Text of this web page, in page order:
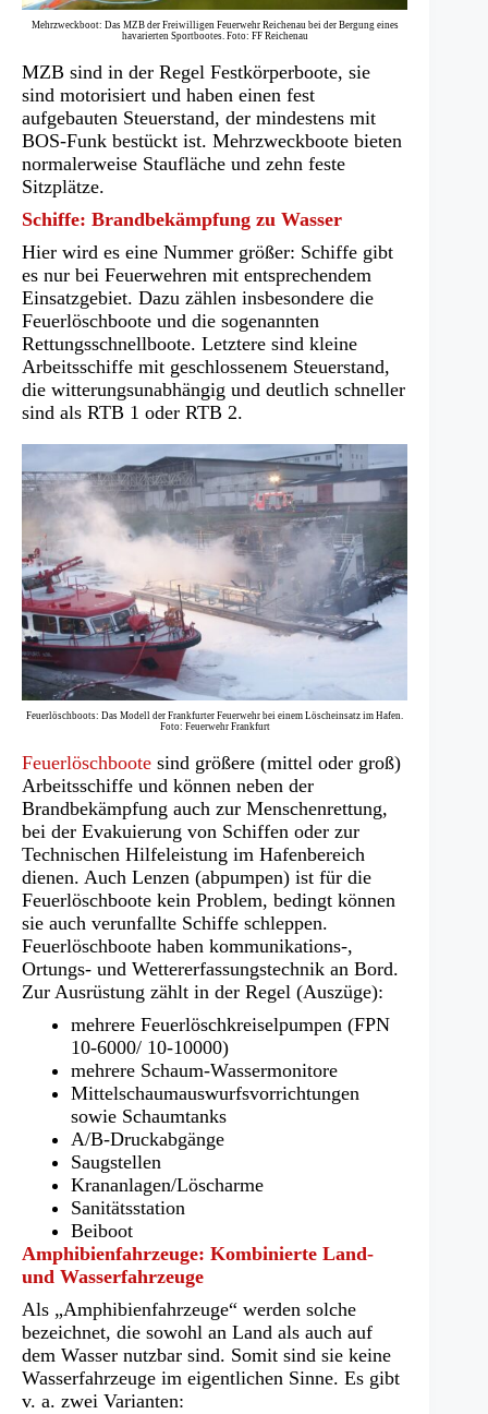
Mehrzweckboot: Das MZB der Freiwilligen Feuerwehr Reichenau bei der Bergung eines
havarierten Sportbootes. Foto: FF Reichenau
MZB sind in der Regel Festkörperboote, sie
sind motorisiert und haben einen fest
aufgebauten Steuerstand, der mindestens mit
BOS-Funk bestückt ist. Mehrzweckboote bieten
normalerweise Staufläche und zehn feste
Sitzplätze.
Schiffe: Brandbekämpfung zu Wasser
Hier wird es eine Nummer größer: Schiffe gibt
es nur bei Feuerwehren mit entsprechendem
Einsatzgebiet. Dazu zählen insbesondere die
Feuerlöschboote und die sogenannten
Rettungsschnellboote. Letztere sind kleine
Arbeitsschiffe mit geschlossenem Steuerstand,
die witterungsunabhängig und deutlich schneller
sind als RTB 1 oder RTB 2.
Feuerlöschboots: Das Modell der Frankfurter Feuerwehr bei einem Löscheinsatz im Hafen.
Foto: Feuerwehr Frankfurt
Feuerlöschboote sind größere (mittel oder groß)
Arbeitsschiffe und können neben der
Brandbekämpfung auch zur Menschenrettung,
bei der Evakuierung von Schiffen oder zur
Technischen Hilfeleistung im Hafenbereich
dienen. Auch Lenzen (abpumpen) ist für die
Feuerlöschboote kein Problem, bedingt können
sie auch verunfallte Schiffe schleppen.
Feuerlöschboote haben kommunikations-,
Ortungs- und Wettererfassungstechnik an Bord.
Zur Ausrüstung zählt in der Regel (Auszüge):
mehrere Feuerlöschkreiselpumpen (FPN
10-6000/ 10-10000)
mehrere Schaum-Wassermonitore
Mittelschaumauswurfsvorrichtungen
sowie Schaumtanks
A/B-Druckabgänge
Saugstellen
Krananlagen/Löscharme
Sanitätsstation
Beiboot
Amphibienfahrzeuge: Kombinierte Land-
und Wasserfahrzeuge
Als „Amphibienfahrzeuge“ werden solche
bezeichnet, die sowohl an Land als auch auf
dem Wasser nutzbar sind. Somit sind sie keine
Wasserfahrzeuge im eigentlichen Sinne. Es gibt
v. a. zwei Varianten: